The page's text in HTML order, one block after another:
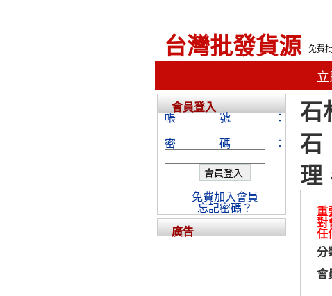
台灣批發貨源 免費
石
石
理
重
對
任
分
會
會員登入
帳號：
密碼：
免費加入會員
忘記密碼？
廣告